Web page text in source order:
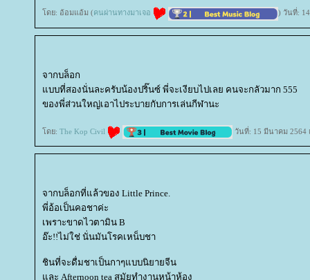
ดย: อ้อมแอ้ม (คนผ่านทางมาเจอ ) วันที่:
จากบล็อก
บบที่สองนั่นละครับน้องปริ๊นซ์ พี่จะเงียบไปเลย คนจะกลัวมาก 555
ของพี่ส่วนใหญ่เอาไประบายกับการเล่นกีฬานะ
ดย: The Kop Civil วันที่: 15 มีนาคม 2564
จากบล็อกที่แล้วของ Little Prince.
พี่อ้อเป็นคอชาค่ะ
เพราะขาดไวตามิน B
อ๊ะ!!ไม่ใช่ นั่นมันโรคเหน็บชา
ชินที่จะดื่มชาเป็นกาๆแบบนิยายจีน
ละ Afternoon tea สมัยทำงานหน้าห้อง